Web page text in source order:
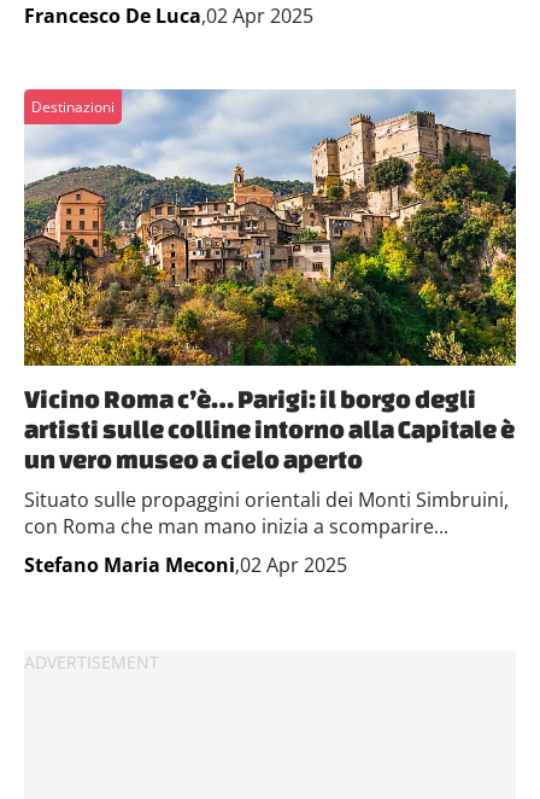
Francesco De Luca,02 Apr 2025
Destinazioni
Vicino Roma c’è… Parigi: il borgo degli
artisti sulle colline intorno alla Capitale è
un vero museo a cielo aperto
Situato sulle propaggini orientali dei Monti Simbruini,
con Roma che man mano inizia a scomparire...
Stefano Maria Meconi,02 Apr 2025